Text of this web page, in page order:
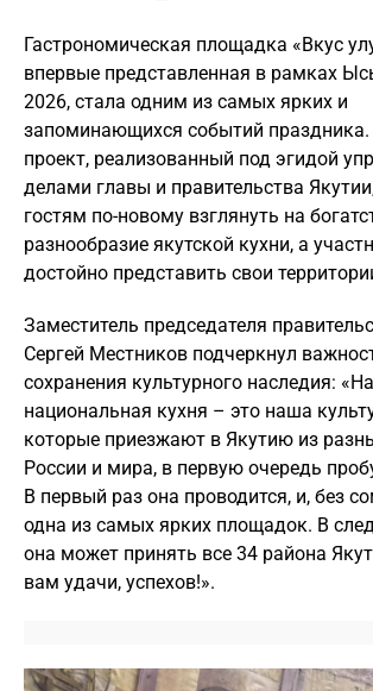
Гастрономическая площадка «Вкус
впервые представленная в рамках
2026, стала одним из самых ярких и
запоминающихся событий
проект, реализованный под эгидой
делами главы и правительства
гостям по-новому взглянуть на
разнообразие якутской кухни, а
достойно представить свои
Заместитель председателя
Сергей Местников подчеркнул
сохранения культурного наследия:
национальная кухня – это наша
которые приезжают в Якутию из
России и мира, в первую очередь
В первый раз она проводится, и, без
одна из самых ярких площадок. В
она может принять все 34 района
вам удачи, успехов!».